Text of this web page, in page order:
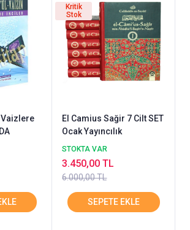
El Camius Sağir 7 Cilt SET
Ocak Yayıncılık
STOKTA VAR
6.000,00 TL
3.450,00 TL
Kritik
Stok